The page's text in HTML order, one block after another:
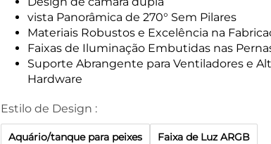
vista Panorâmica de 270° Sem Pilares
Materiais Robustos e Excelência na
Faixas de Iluminação Embutidas nas
Suporte Abrangente para Ventiladores e
Hardware
Estilo de Design :
Aquário/tanque para peixes Faixa de Luz ARGB